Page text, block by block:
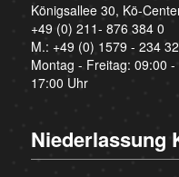
Königsallee 30, Kö-
+49 (0) 211- 876 384 0
M.: +49 (0) 1579 - 234
Montag - Freitag: 09:00
17:00 Uhr
Niederlassung